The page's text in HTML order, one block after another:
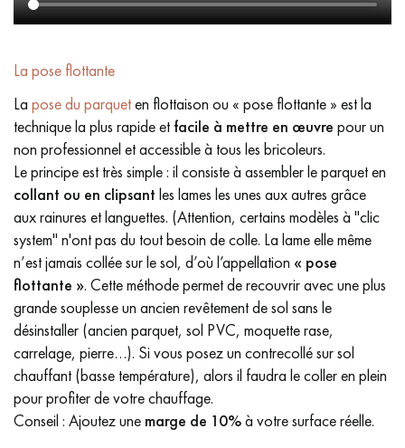
La pose flottante
La pose du parqueten flottaison ou « pose flottante » est la
technique la plus rapide et facile à mettre en œuvre pour un
non professionnel et accessible à tous les bricoleurs.
Le principe est très simple : il consiste à assembler le parquet en
collant ou en clipsant les lames les unes aux autres grâce
aux rainures et languettes. (Attention, certains modèles à "clic
system" n'ont pas du tout besoin de colle. La lame elle même
n’est jamais collée sur le sol, d’où l’appellation « pose
flottante ». Cette méthode permet de recouvrir avec une plus
grande souplesse un ancien revêtement de sol sans le
désinstaller (ancien parquet, sol PVC, moquette rase,
carrelage, pierre…). Si vous posez un contrecollé sur sol
chauffant (basse température), alors il faudra le coller en plein
pour profiter de votre chauffage.
Conseil : Ajoutez une marge de 10%à votre surface réelle.